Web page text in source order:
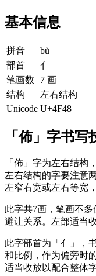
基本信息
拼音
bù
部首
亻
笔画数
7 画
结构
左右结构
Unicode U+4F48
「佈」字书写
「佈」字为左右结构
左右结构的字要注意
左窄右宽或左右等宽
此字共7画，笔画不
避让关系。左部适当
此字部首为「亻」，
和比例，作为偏旁时
适当收放以配合整体字